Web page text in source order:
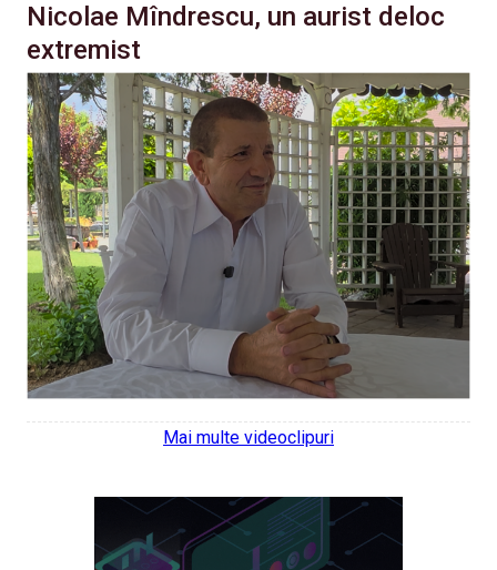
Nicolae Mîndrescu, un aurist deloc
extremist
Mai multe videoclipuri